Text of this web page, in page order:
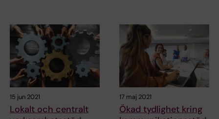
15 jun 2021
Lokalt och centralt
17 maj 2021
Ökad tydlighet kring